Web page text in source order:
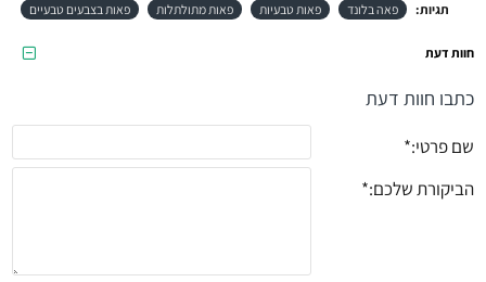
תגיות: פאה בלונד פאות טבעיות פאות מתולתלות פאות בצבעים טבעיים
חוות דעת
כתבו חוות דעת
שם פרטי:
הביקורת שלכם: